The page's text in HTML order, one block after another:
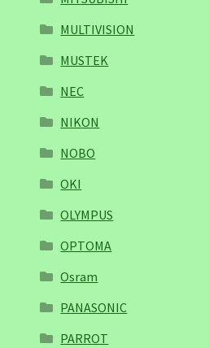
MULTIVISION
MUSTEK
NEC
NIKON
NOBO
OKI
OLYMPUS
OPTOMA
Osram
PANASONIC
PARROT